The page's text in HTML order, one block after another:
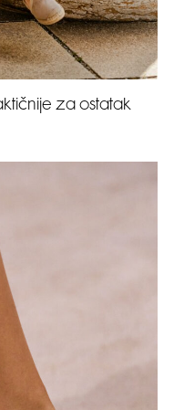
za ostatak